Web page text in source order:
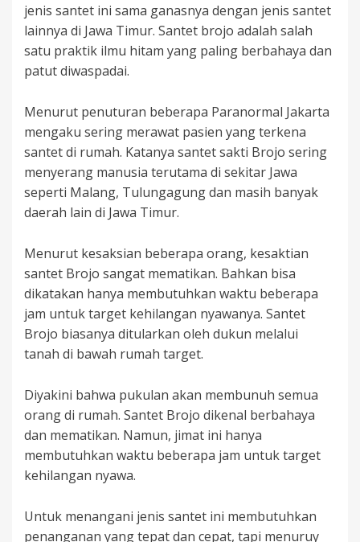
jenis santet ini sama ganasnya dengan jenis santet
lainnya di Jawa Timur. Santet brojo adalah salah
satu praktik ilmu hitam yang paling berbahaya dan
patut diwaspadai.
Menurut penuturan beberapa Paranormal Jakarta
mengaku sering merawat pasien yang terkena
santet di rumah. Katanya santet sakti Brojo sering
menyerang manusia terutama di sekitar Jawa
seperti Malang, Tulungagung dan masih banyak
daerah lain di Jawa Timur.
Menurut kesaksian beberapa orang, kesaktian
santet Brojo sangat mematikan. Bahkan bisa
dikatakan hanya membutuhkan waktu beberapa
jam untuk target kehilangan nyawanya. Santet
Brojo biasanya ditularkan oleh dukun melalui
tanah di bawah rumah target.
Diyakini bahwa pukulan akan membunuh semua
orang di rumah. Santet Brojo dikenal berbahaya
dan mematikan. Namun, jimat ini hanya
membutuhkan waktu beberapa jam untuk target
kehilangan nyawa.
Untuk menangani jenis santet ini membutuhkan
penanganan yang tepat dan cepat, tapi menuruy